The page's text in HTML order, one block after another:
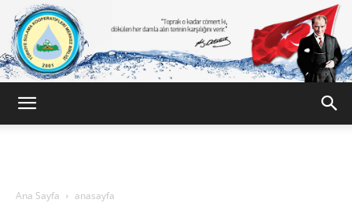
Ana Sayfa anasayfa